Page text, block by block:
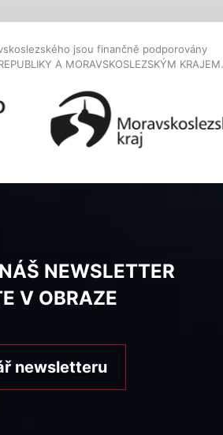
jsou finančně podporovány
A MORAVSKOSLEZSKÝM KRAJEM.
NEWSLETTER
V OBRAZE
newsletteru